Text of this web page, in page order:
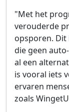
"Met het
verouderde
opsporen.
die geen
al een
is vooral iets
ervaren
zoals